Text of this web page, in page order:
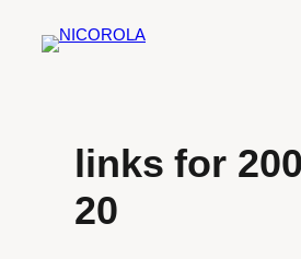
Inhalt
links for
20